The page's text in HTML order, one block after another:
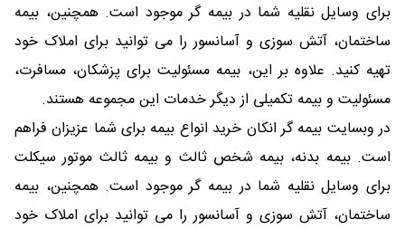
برای وسایل نقلیه شما در بیمه گر موجود است. همچنین، بیمه
ساختمان، آتش سوزی و آسانسور را می توانید برای املاک خود
تهیه کنید. علاوه بر این، بیمه مسئولیت برای پزشکان، مسافرت،
مسئولیت و بیمه تکمیلی از دیگر خدمات این مجموعه هستند.
در وبسایت بیمه گر انکان خرید انواع بیمه برای شما عزیزان فراهم
است. بیمه بدنه، بیمه شخص ثالث و بیمه ثالث موتور سیکلت
برای وسایل نقلیه شما در بیمه گر موجود است. همچنین، بیمه
ساختمان، آتش سوزی و آسانسور را می توانید برای املاک خود